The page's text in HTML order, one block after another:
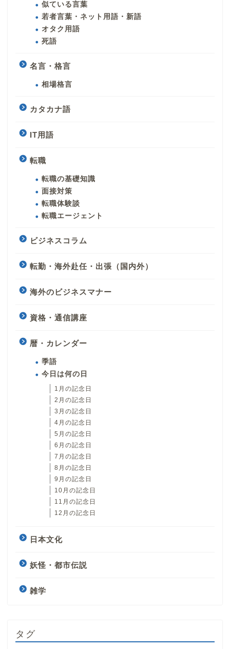
似ている言葉
若者言葉・ネット用語・新語
オタク用語
死語
名言・格言
相場格言
カタカナ語
IT用語
転職
転職の基礎知識
面接対策
転職体験談
転職エージェント
ビジネスコラム
転勤・海外赴任・出張（国内外）
海外のビジネスマナー
資格・通信講座
暦・カレンダー
季語
今日は何の日
1月の記念日
2月の記念日
3月の記念日
4月の記念日
5月の記念日
6月の記念日
7月の記念日
8月の記念日
9月の記念日
10月の記念日
11月の記念日
12月の記念日
日本文化
妖怪・都市伝説
雑学
タグ